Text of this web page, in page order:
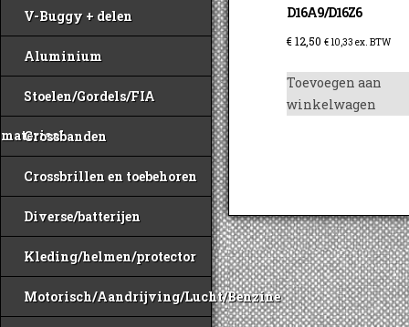
V-Buggy + delen
Aluminium
Stoelen/Gordels/FIA
materiaal
Crossbanden
Crossbrillen en toebehoren
Diverse/batterijen
Kleding/helmen/protector
Motorisch/Aandrijving/Lucht/Benzine
D16A9/D16Z6
€12,50 € 10,33 ex. BTW
Toevoegen aan
winkelwagen